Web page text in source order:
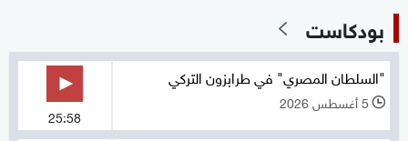
بودكاست
"السلطان المصري" في طرابزون التركي
l 5 أغسطس 2026
25:58